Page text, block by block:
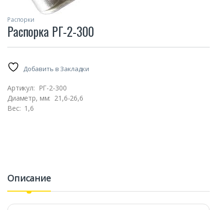
Распорки
Распорка РГ-2-300
Добавить в Закладки
Артикул: РГ-2-300
Диаметр, мм: 21,6-26,6
Вес: 1,6
Описание